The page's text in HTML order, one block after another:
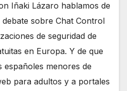
Iñaki Lázaro hablamos de
sobre Chat Control
de seguridad de
en Europa. Y de que
menores de
para adultos y a portales